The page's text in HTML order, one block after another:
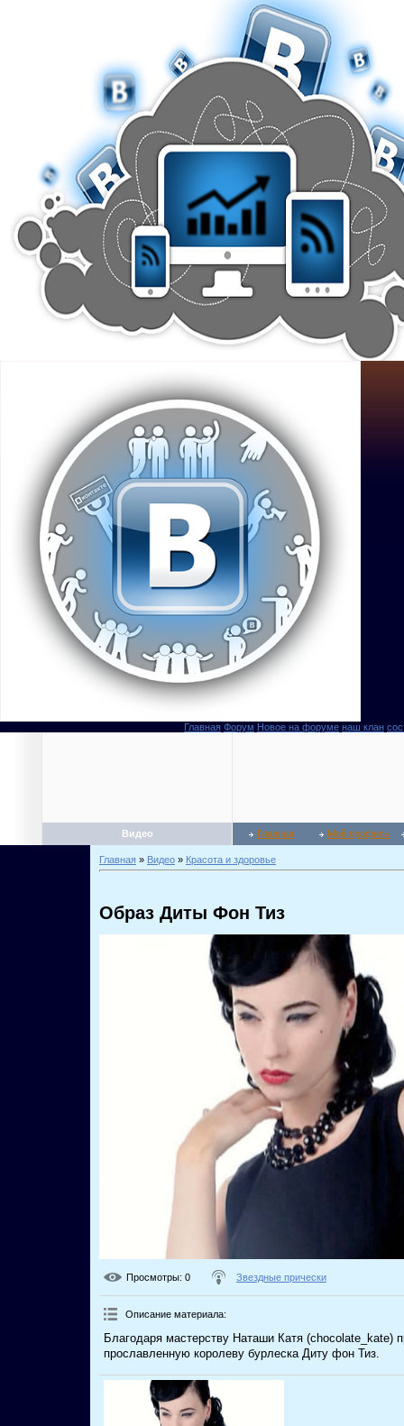
Главная Форум Новое на форуме наш клан
Видео Главная Мой профиль
Главная » Видео » Красота и здоровье
Образ Диты Фон Тиз
Просмотры: 0 Звездные прически
Описание материала:
Благодаря мастерству Наташи Катя (chocolate_kate)
прославленную королеву бурлеска Диту фон Тиз.